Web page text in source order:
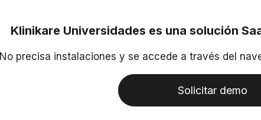
Klinikare Universidades es una solución
No precisa instalaciones y se accede a través del
Solicitar demo